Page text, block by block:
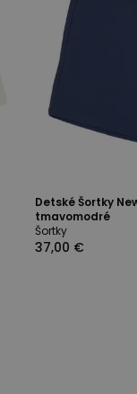
Detské Šortky
tmavomodré
Šortky
37,00 €